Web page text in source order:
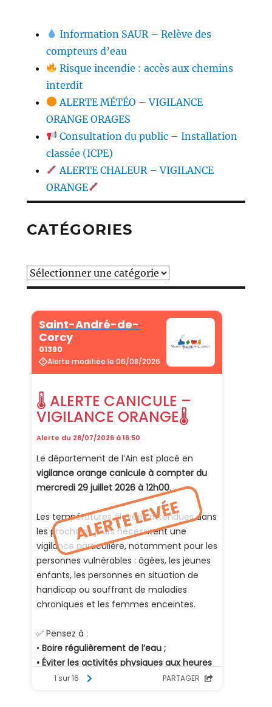
Information SAUR – Relève des
compteurs d’eau
Risque incendie : accès aux chemins
interdit
ALERTE MÉTÉO – VIGILANCE
ORANGE ORAGES
Consultation du public – Installation
classée (ICPE)
ALERTE CHALEUR – VIGILANCE
ORANGE
CATÉGORIES
Catégories